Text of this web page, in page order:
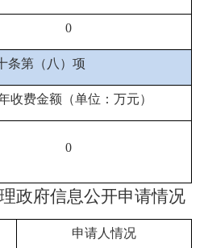
0
条第（八）项
收费金额（单位：万元）
0
政府信息公开申请情况
申请人情况